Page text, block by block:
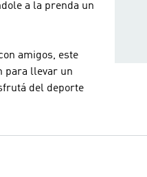
a la prenda un
amigos, este
para llevar un
del deporte